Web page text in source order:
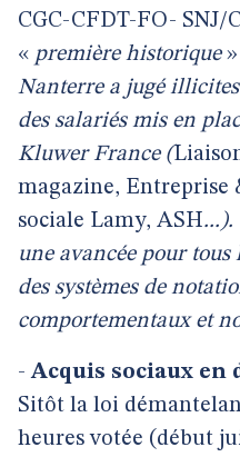
CGC-CFDT-FO- SNJ/
« première historique»
Nanterre a jugé
des salariés mis en
Kluwer France (
magazine, Entreprise
sociale Lamy, ASH...).
une avancée pour tous
des systèmes de
comportementaux et
-Acquis sociaux en
Sitôt la loi
heures votée (début